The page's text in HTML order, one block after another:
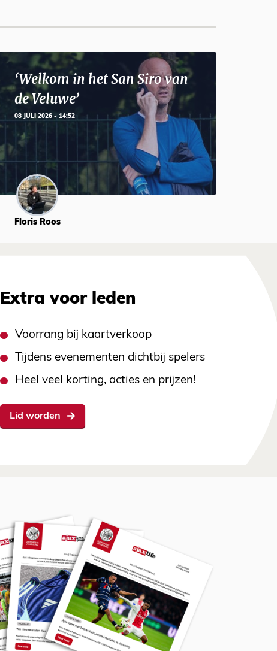
‘Welkom in het San Siro van
de Veluwe’
08 JULI 2026 - 14:52
Floris Roos
Extra voor leden
Voorrang bij kaartverkoop
Tijdens evenementen dichtbij spelers
Heel veel korting, acties en prijzen!
Lid worden